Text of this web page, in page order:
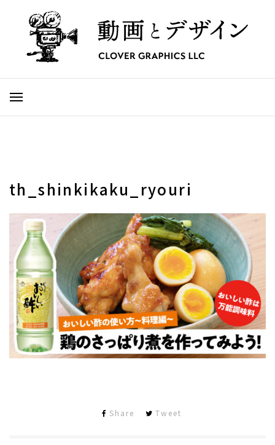
th_shinkikaku_ryouri
Share Tweet